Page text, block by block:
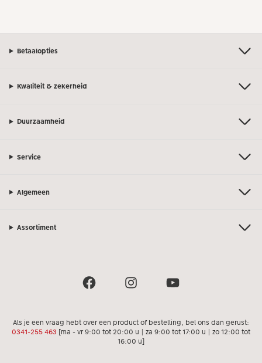
Betaalopties
Kwaliteit & zekerheid
Duurzaamheid
Service
Algemeen
Assortiment
Als je een vraag hebt over een product of bestelling, bel ons dan gerust:
0341-255 463 [ma - vr 9:00 tot 20:00 u | za 9:00 tot 17:00 u | zo 12:00 tot
16:00 u]